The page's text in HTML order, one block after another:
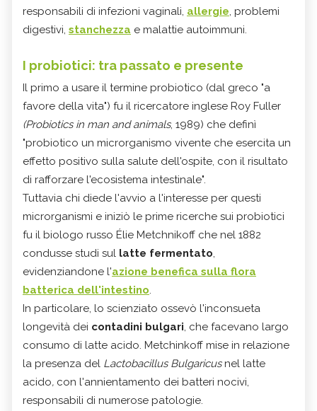
responsabili di infezioni vaginali, allergie, problemi
digestivi, stanchezza e malattie autoimmuni.
I probiotici: tra passato e presente
Il primo a usare il termine probiotico (dal greco "a
favore della vita") fu il ricercatore inglese Roy Fuller
(Probiotics in man and animals, 1989) che definì
"probiotico un microrganismo vivente che esercita un
effetto positivo sulla salute dell'ospite, con il risultato
di rafforzare l'ecosistema intestinale".
Tuttavia chi diede l'avvio a l'interesse per questi
microrganismi e iniziò le prime ricerche sui probiotici
fu il biologo russo Élie Metchnikoff che nel 1882
condusse studi sul latte fermentato,
evidenziandone l'azione benefica sulla flora
batterica dell'intestino.
In particolare, lo scienziato ossevò l'inconsueta
longevità dei contadini bulgari, che facevano largo
consumo di latte acido. Metchinkoff mise in relazione
la presenza del Lactobacillus Bulgaricusnel latte
acido, con l'annientamento dei batteri nocivi,
responsabili di numerose patologie.